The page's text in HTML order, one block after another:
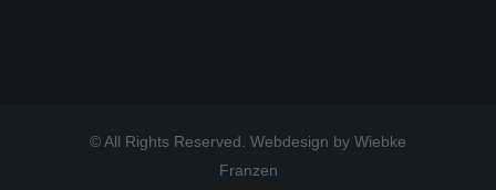
© All Rights Reserved. Webdesign by Wiebke
Franzen